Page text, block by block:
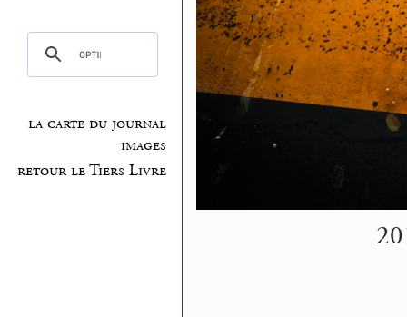
la carte du journal
images
retour le Tiers Livre